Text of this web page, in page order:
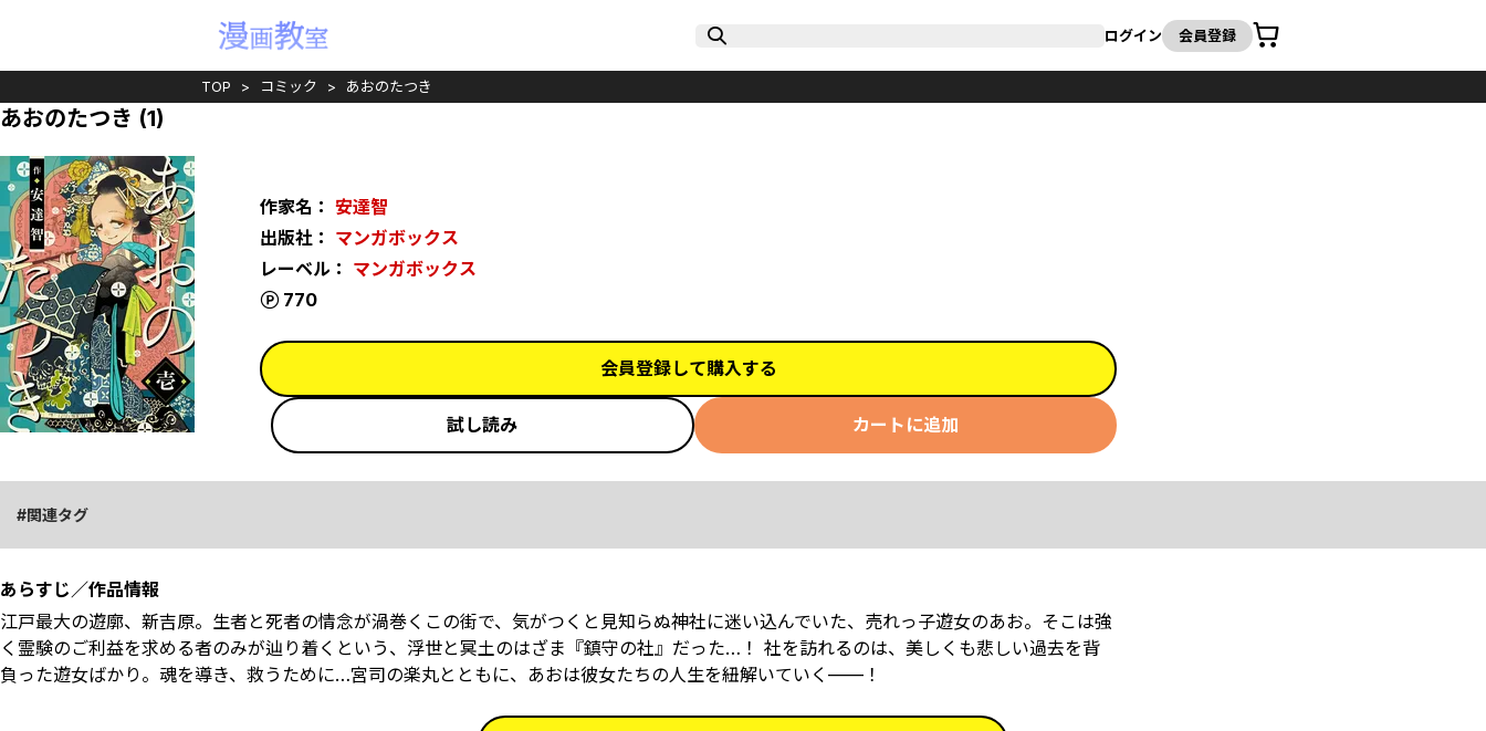
ログイン 会員登録
カート
TOP コミック あおのたつき
あおのたつき (1)
作家名： 安達智
出版社： マンガボックス
レーベル： マンガボックス
770
ポイント
会員登録して購入する
試し読み カートに追加
関連タグ
あらすじ／作品情報
江戸最大の遊廓、新吉原。生者と死者の情念が渦巻くこの街で、気がつくと見知らぬ神社に迷い込んでいた、売れっ子遊女のあお。そこは強
く霊験のご利益を求める者のみが辿り着くという、浮世と冥土のはざま『鎮守の社』だった…！ 社を訪れるのは、美しくも悲しい過去を背
負った遊女ばかり。魂を導き、救うために…宮司の楽丸とともに、あおは彼女たちの人生を紐解いていく——！